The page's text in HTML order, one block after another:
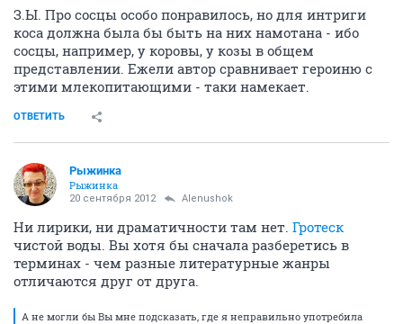
З.Ы. Про сосцы особо понравилось, но для интриги
коса должна была бы быть на них намотана - ибо
сосцы, например, у коровы, у козы в общем
представлении. Ежели автор сравнивает героиню с
этими млекопитающими - таки намекает.
ОТВЕТИТЬ
Рыжинка
Рыжинка
20 сентября 2012 Alenushok
Ни лирики, ни драматичности там нет. Гротеск
чистой воды. Вы хотя бы сначала разберетись в
терминах - чем разные литературные жанры
отличаются друг от друга.
А не могли бы Вы мне подсказать, где я неправильно употребила